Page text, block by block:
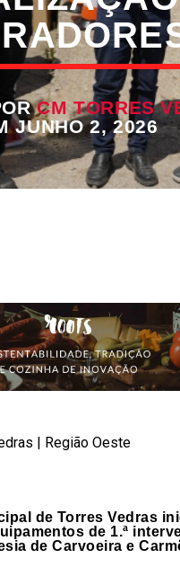
CM TORRES
JUNHO 2, 2026
| Região Oeste
de Torres Vedras
de 1.ª
de Carvoeira e